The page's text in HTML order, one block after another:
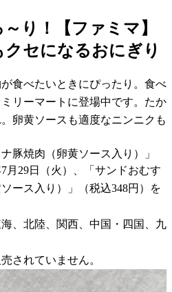
り！【ファミマ】
セになるおにぎり
食べたいときにぴったり。食べ
リーマートに登場中です。たか
卵黄ソースも適度なニンニクも
豚焼肉（卵黄ソース入り）」
月29日（火）、「サンドおむす
ース入り）」（税込348円）を
、北陸、関西、中国・四国、九
されていません。